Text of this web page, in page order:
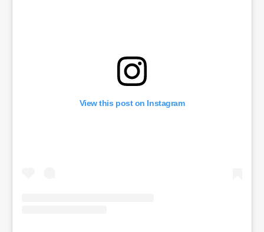
View this post on Instagram